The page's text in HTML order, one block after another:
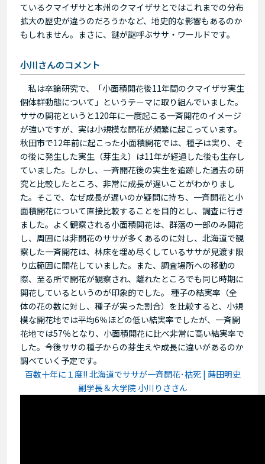
ているクマイザサと本州のクマイザサとではこれまでの分布
拡大の歴史が違うのだろうかなど、地史的な影響もあるのか
もしれません。まさに、謎が謎呼ぶササ・ワールドです。
小川さんのコメント
私は卒論研究で、「小面積開花後11年間のクマイザサ実生
個体群動態について」というテーマに取り組んでいました。
ササの開花というと120年に一度起こる一斉開花のイメージ
が強いですが、実は小規模な開花が頻繁に起こっています。
秋田市で12年前に起こった小面積開花では、種子は実り、そ
の後に発生した実生（芽生え）は11年が経過した後も生存し
ていました。しかし、一斉開花後の実生を追跡した過去の研
究と比較したところ、非常に成長が遅いことがわかりまし
た。そこで、なぜ成長が遅いのか疑問に持ち、一斉開花と小
面積開花について直接比較することを目的とし、調査に行き
ました。よく観察される小面積開花は、群落の一部のみ開花
し、周囲には非開花のササが多くあるのに対し、北海道で観
察した一斉開花は、林床を埋め尽くしているササが見渡す限
り広範囲に開花していました。また、調査場所への移動の
際、至る所で開花が観察され、離れたところでも同じ時期に
開花しているというのが印象的でした。 種子の結実率（全
体の花の数に対し、種子が実った割合）を比較すると、小規
模な開花地では平均6％ほどの低い結実率でしたが、一斉開
花地では57％となり、小面積開花に比べ非常に高い結実率で
した。今後ササの種子からの芽生えや成長に違いがあるのか
調べていく予定です。
百数十年に１度!! 北海道でササが一斉開花･枯死 | 蒔田明史
副学長＆大学院 小川りささん